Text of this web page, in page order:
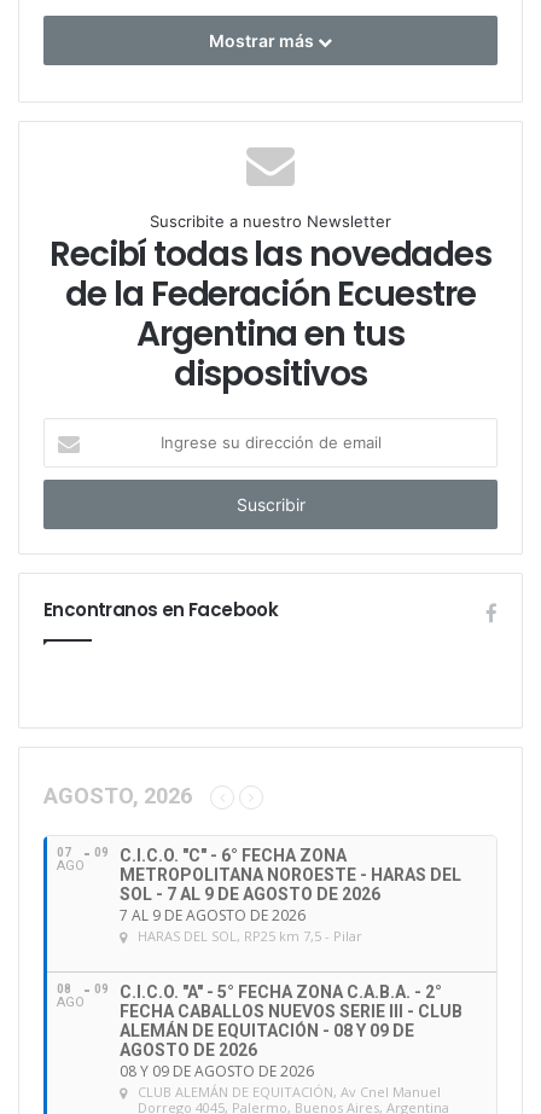
Mostrar más
Suscribite a nuestro Newsletter
Recibí todas las novedades
de la Federación Ecuestre
Argentina en tus
dispositivos
g
e
s
s
e
c
ó
Encontranos en Facebook
AGOSTO, 2026
07
AGO
09
C.I.C.O. "C" - 6° FECHA ZONA
METROPOLITANA NOROESTE - HARAS DEL
SOL - 7 AL 9 DE AGOSTO DE 2026
7 AL 9 DE AGOSTO DE 2026
HARAS DEL SOL, RP25 km 7,5 - Pilar
08
AGO
09
C.I.C.O. "A" - 5° FECHA ZONA C.A.B.A. - 2°
FECHA CABALLOS NUEVOS SERIE III - CLUB
ALEMÁN DE EQUITACIÓN - 08 Y 09 DE
AGOSTO DE 2026
08 Y 09 DE AGOSTO DE 2026
CLUB ALEMÁN DE EQUITACIÓN, Av Cnel Manuel
Dorrego 4045, Palermo, Buenos Aires, Argentina